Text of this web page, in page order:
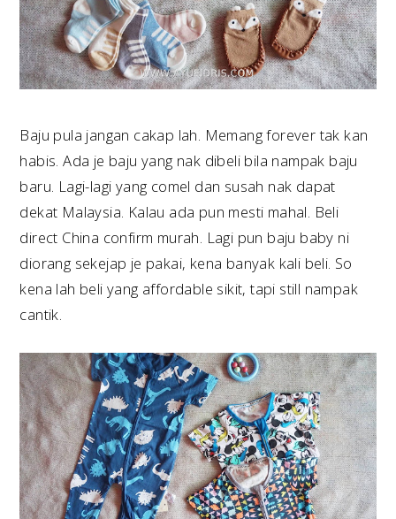
Baju pula jangan cakap lah. Memang forever tak kan
habis. Ada je baju yang nak dibeli bila nampak baju
baru. Lagi-lagi yang comel dan susah nak dapat
dekat Malaysia. Kalau ada pun mesti mahal. Beli
direct China confirm murah. Lagi pun baju baby ni
diorang sekejap je pakai, kena banyak kali beli. So
kena lah beli yang affordable sikit, tapi still nampak
cantik.